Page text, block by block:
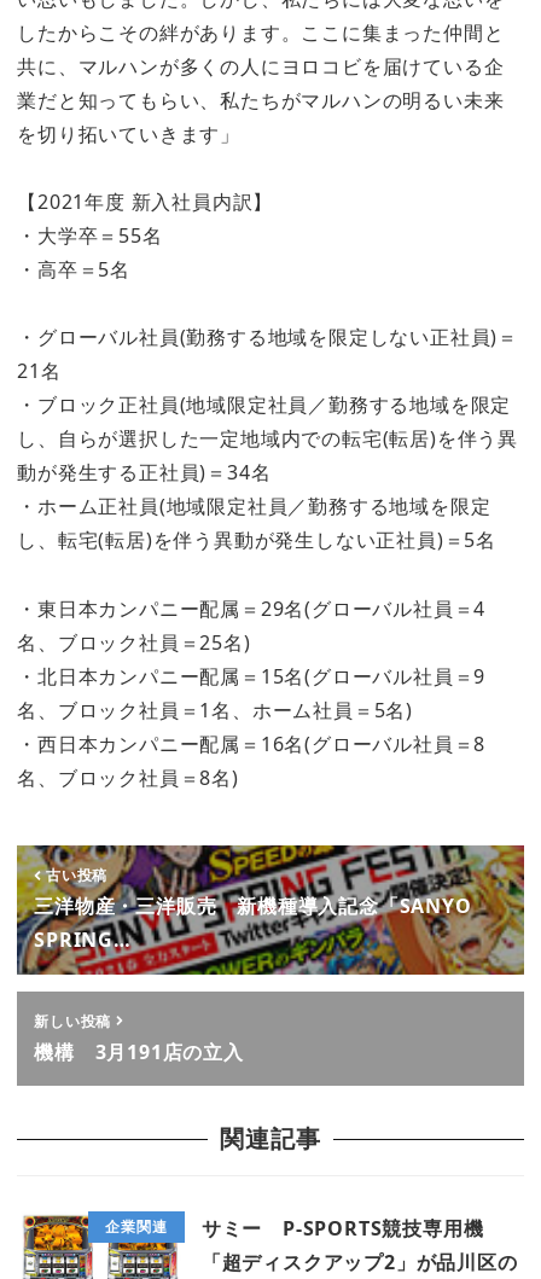
したからこその絆があります。ここに集まった仲間と
共に、マルハンが多くの人にヨロコビを届けている企
業だと知ってもらい、私たちがマルハンの明るい未来
を切り拓いていきます」
【2021年度 新入社員内訳】
・大学卒＝55名
・高卒＝5名
・グローバル社員(勤務する地域を限定しない正社員)＝
21名
・ブロック正社員(地域限定社員／勤務する地域を限定
し、自らが選択した一定地域内での転宅(転居)を伴う異
動が発生する正社員)＝34名
・ホーム正社員(地域限定社員／勤務する地域を限定
し、転宅(転居)を伴う異動が発生しない正社員)＝5名
・東日本カンパニー配属＝29名(グローバル社員＝4
名、ブロック社員＝25名)
・北日本カンパニー配属＝15名(グローバル社員＝9
名、ブロック社員＝1名、ホーム社員＝5名)
・西日本カンパニー配属＝16名(グローバル社員＝8
名、ブロック社員＝8名)
古い投稿
三洋物産・三洋販売 新機種導入記念「SANYO
SPRING…
新しい投稿
機構 3月191店の立入
関連記事
企業関連
サミー P-SPORTS競技専用機
「超ディスクアップ2」が品川区の